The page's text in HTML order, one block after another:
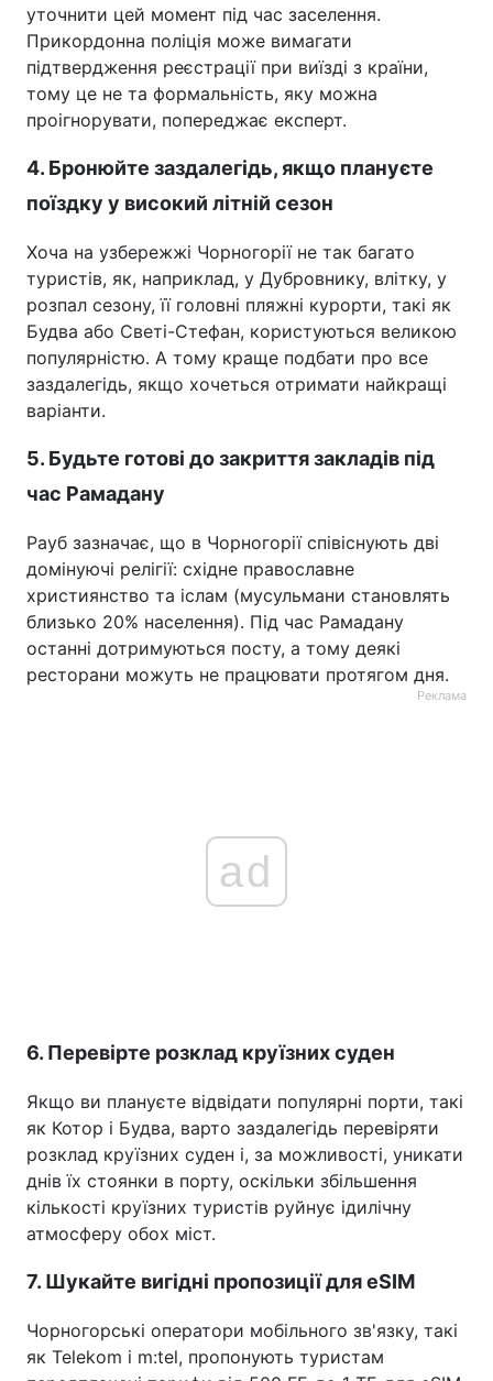
уточнити цей момент під час заселення.
Прикордонна поліція може вимагати
підтвердження реєстрації при виїзді з країни,
тому це не та формальність, яку можна
проігнорувати, попереджає експерт.
4. Бронюйте заздалегідь, якщо плануєте
поїздку у високий літній сезон
Хоча на узбережжі Чорногорії не так багато
туристів, як, наприклад, у Дубровнику, влітку, у
розпал сезону, її головні пляжні курорти, такі як
Будва або Светі-Стефан, користуються великою
популярністю. А тому краще подбати про все
заздалегідь, якщо хочеться отримати найкращі
варіанти.
5. Будьте готові до закриття закладів під
час Рамадану
Рауб зазначає, що в Чорногорії співіснують дві
домінуючі релігії: східне православне
християнство та іслам (мусульмани становлять
близько 20% населення). Під час Рамадану
останні дотримуються посту, а тому деякі
ресторани можуть не працювати протягом дня.
Реклама
ad
6. Перевірте розклад круїзних суден
Якщо ви плануєте відвідати популярні порти, такі
як Котор і Будва, варто заздалегідь перевіряти
розклад круїзних суден і, за можливості, уникати
днів їх стоянки в порту, оскільки збільшення
кількості круїзних туристів руйнує ідилічну
атмосферу обох міст.
7. Шукайте вигідні пропозиції для eSIM
Чорногорські оператори мобільного зв'язку, такі
як Telekom і m:tel, пропонують туристам